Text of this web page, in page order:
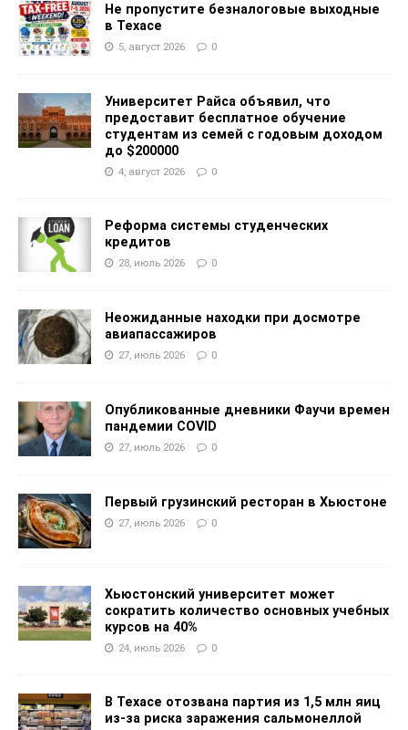
Не пропустите безналоговые выходные
в Техасе
5, август 2026 0
Университет Райса объявил, что
предоставит бесплатное обучение
студентам из семей с годовым доходом
до $200000
4, август 2026 0
Реформа системы студенческих
кредитов
28, июль 2026 0
Неожиданные находки при досмотре
авиапассажиров
27, июль 2026 0
Опубликованные дневники Фаучи времен
пандемии COVID
27, июль 2026 0
Первый грузинский ресторан в Хьюстоне
27, июль 2026 0
Хьюстонский университет может
сократить количество основных учебных
курсов на 40%
24, июль 2026 0
В Техасе отозвана партия из 1,5 млн яиц
из-за риска заражения сальмонеллой